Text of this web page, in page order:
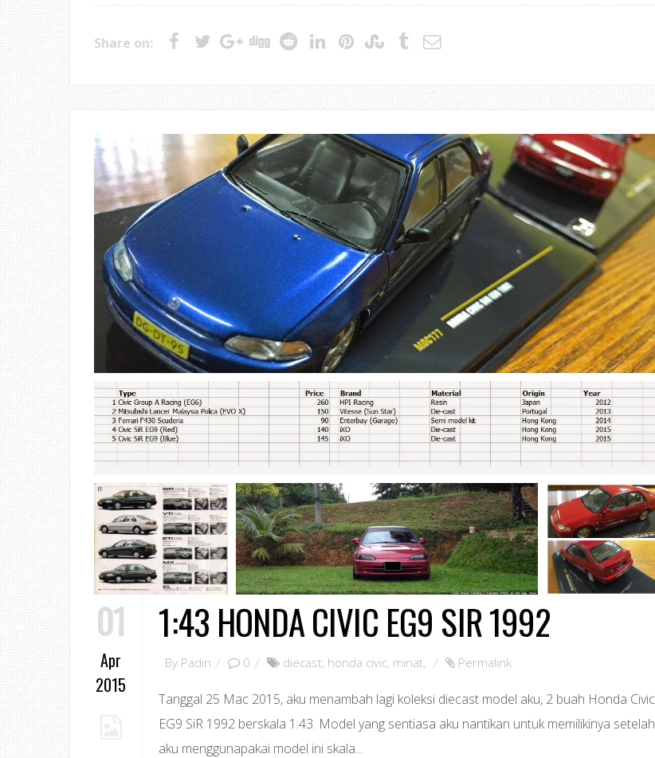
Share on:
01
Apr
2015
1:43 HONDA CIVIC EG9 SIR 1992
By Padin 0 diecast, honda civic, minat, Permalink
Tanggal 25 Mac 2015, aku menambah lagi koleksi diecast model aku, 2 buah Honda Civic
EG9 SiR 1992 berskala 1:43. Model yang sentiasa aku nantikan untuk memilikinya setelah
aku menggunapakai model ini skala...